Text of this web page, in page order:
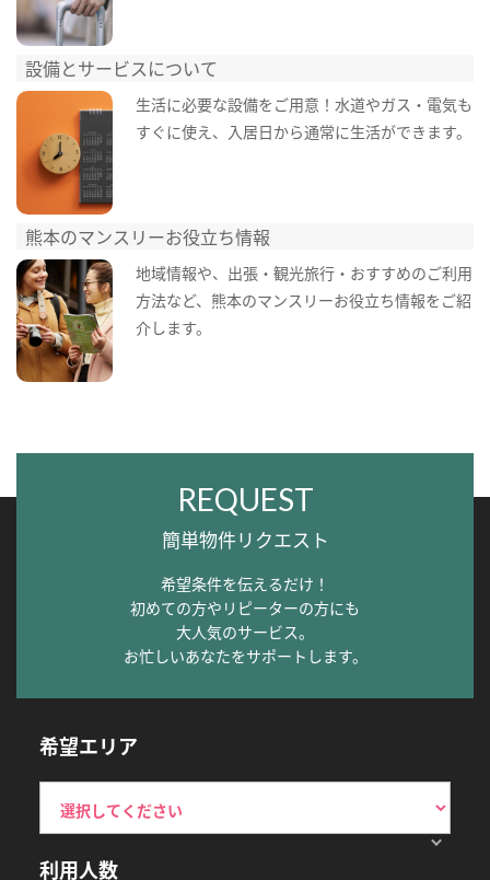
設備とサービスについて
生活に必要な設備をご用意！水道やガス・電気も
すぐに使え、入居日から通常に生活ができます。
熊本のマンスリーお役立ち情報
地域情報や、出張・観光旅行・おすすめのご利用
方法など、熊本のマンスリーお役立ち情報をご紹
介します。
REQUEST
簡単物件リクエスト
希望条件を伝えるだけ！
初めての方やリピーターの方にも
大人気のサービス。
お忙しいあなたをサポートします。
希望エリア
利用人数